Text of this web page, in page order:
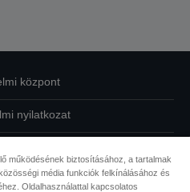
központ
nyilatkozat
működésének biztosításához, a tartalmak
média funkciók felkínálásához és
Oldalhasználattal kapcsolatos